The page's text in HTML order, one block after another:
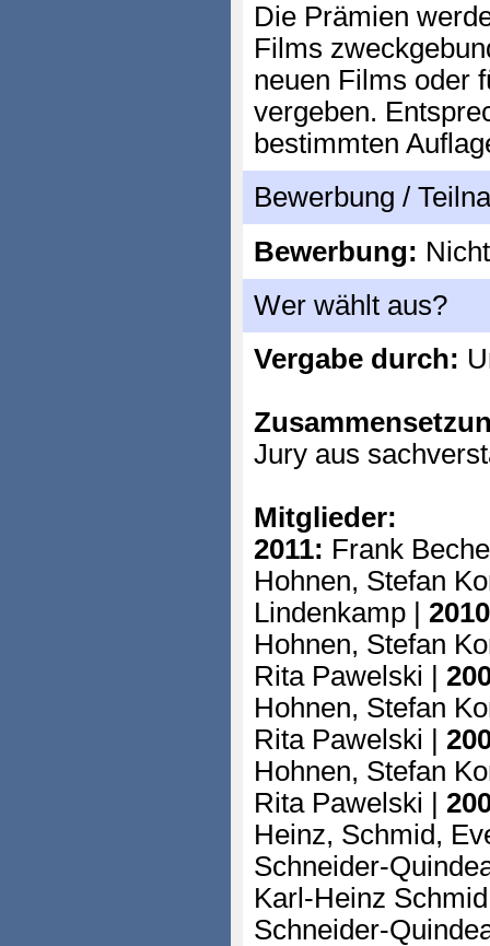
Die Prämien
Films
neuen Films oder
vergeben.
bestimmten
Bewerbung /
Bewerbung:
Wer wählt aus?
Vergabe durch:
Jury aus
Mitglieder:
2011: Frank
Hohnen, Stefan
Lindenkamp |
Hohnen, Stefan
Rita Pawelski |
Hohnen, Stefan
Rita Pawelski |
Hohnen, Stefan
Rita Pawelski |
Heinz, Schmid,
Schneider-
Karl-Heinz
Schneider-